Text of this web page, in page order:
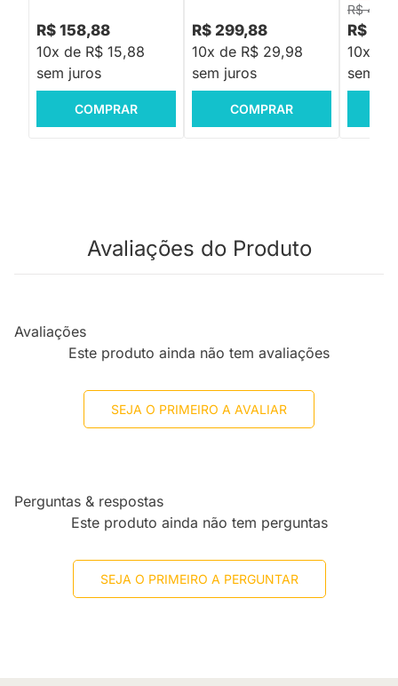
R$ 158,88
10x de R$ 15,88
sem juros
COMPRAR
R$ 299,88
10x de R$ 29,98
sem juros
COMPRAR
R$
R$
10x de
sem
Avaliações do Produto
Avaliações
Este produto ainda não tem avaliações
SEJA O PRIMEIRO A AVALIAR
Perguntas & respostas
Este produto ainda não tem perguntas
SEJA O PRIMEIRO A PERGUNTAR